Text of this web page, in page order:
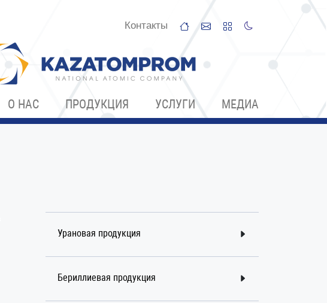
Контакты
О НАС ПРОДУКЦИЯ УСЛУГИ МЕДИА
Урановая продукция
Бериллиевая продукция